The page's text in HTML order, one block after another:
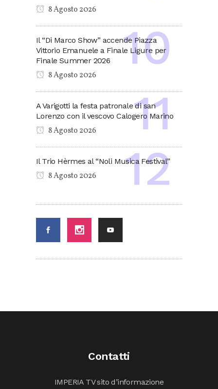
8 Agosto 2026
Il “Di Marco Show” accende Piazza
Vittorio Emanuele a Finale Ligure per
Finale Summer 2026
8 Agosto 2026
A Varigotti la festa patronale di san
Lorenzo con il vescovo Calogero Marino
8 Agosto 2026
Il Trio Hèrmes al “Noli Musica Festival”
8 Agosto 2026
Contatti
IMPERIA TV sito d’informazione